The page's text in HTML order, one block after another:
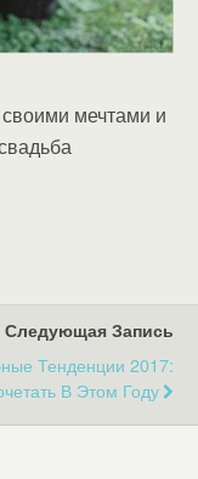
мечтами и
Следующая Запись
Тенденции 2017:
В Этом Году